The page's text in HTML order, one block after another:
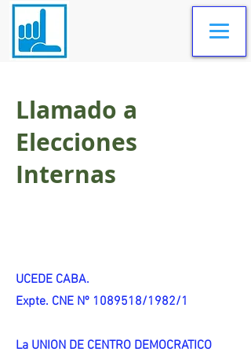
Llamado a
Elecciones
Internas
UCEDE CABA.
Expte. CNE Nº 1089518/1982/1
La UNION DE CENTRO DEMOCRATICO